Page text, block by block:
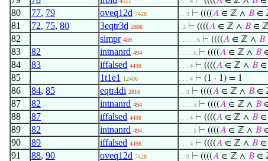
80 77, 79 oveq12d 7428 . . 3 ⊢ ((((𝐴 ∈ ℤ ∧ 𝐵 ∈
81 72, 75, 80 3eqtr3d 2806 . 2 ⊢ ((((𝐴 ∈ ℤ ∧ 𝐵 ∈
82 simpr 489 . . . . . 6 ⊢ ((((𝐴 ∈ ℤ ∧ 𝐵
83 82 intnanrd 494 . . . . 5 ⊢ ((((𝐴 ∈ ℤ ∧ 𝐵
84 83 iffalsed 4498 . . . 4 ⊢ ((((𝐴 ∈ ℤ ∧ 𝐵
85 1t1e1 12406 . . . 4 ⊢ (1 · 1) = 1
86 84, 85 eqtr4di 2816 . . 3 ⊢ ((((𝐴 ∈ ℤ ∧ 𝐵 ∈
87 82 intnanrd 494 . . . . 5 ⊢ ((((𝐴 ∈ ℤ ∧ 𝐵
88 87 iffalsed 4498 . . . 4 ⊢ ((((𝐴 ∈ ℤ ∧ 𝐵
89 82 intnanrd 494 . . . . 5 ⊢ ((((𝐴 ∈ ℤ ∧ 𝐵
90 89 iffalsed 4498 . . . 4 ⊢ ((((𝐴 ∈ ℤ ∧ 𝐵
91 88, 90 oveq12d 7428 . . 3 ⊢ ((((𝐴 ∈ ℤ ∧ 𝐵 ∈